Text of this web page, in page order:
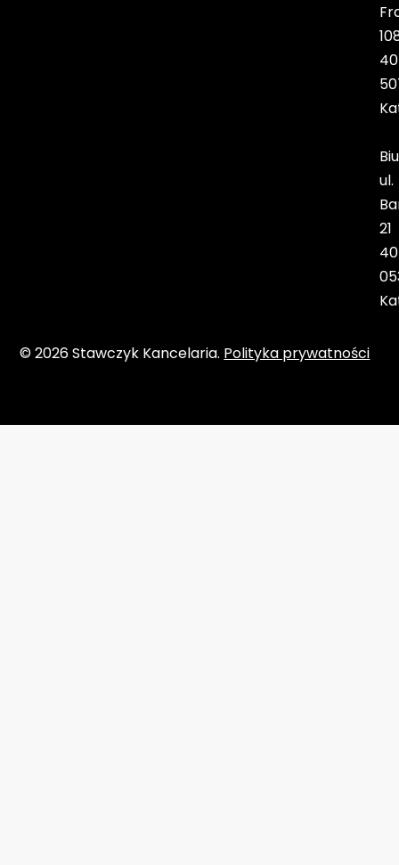
ul.
21
© 2026 Stawczyk Kancelaria. Polityka prywatności